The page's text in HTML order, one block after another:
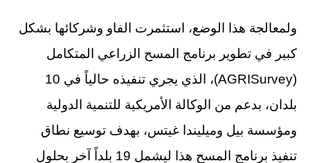
ولمعالجة هذا الوضع، استثمرت الفاو وشركائها بشكل
كبير في تطوير برنامج المسح الزراعي المتكامل
(AGRISurvey)، الذي يجري تنفيذه حالياً في 10
بلدان، بدعم من الوكالة الأمريكية للتنمية الدولية
ومؤسسة بيل وميليندا غيتس، بهدف توسيع نطاق
تنفيذ برنامج المسح هذا ليشمل 19 بلداً آخر بحلول